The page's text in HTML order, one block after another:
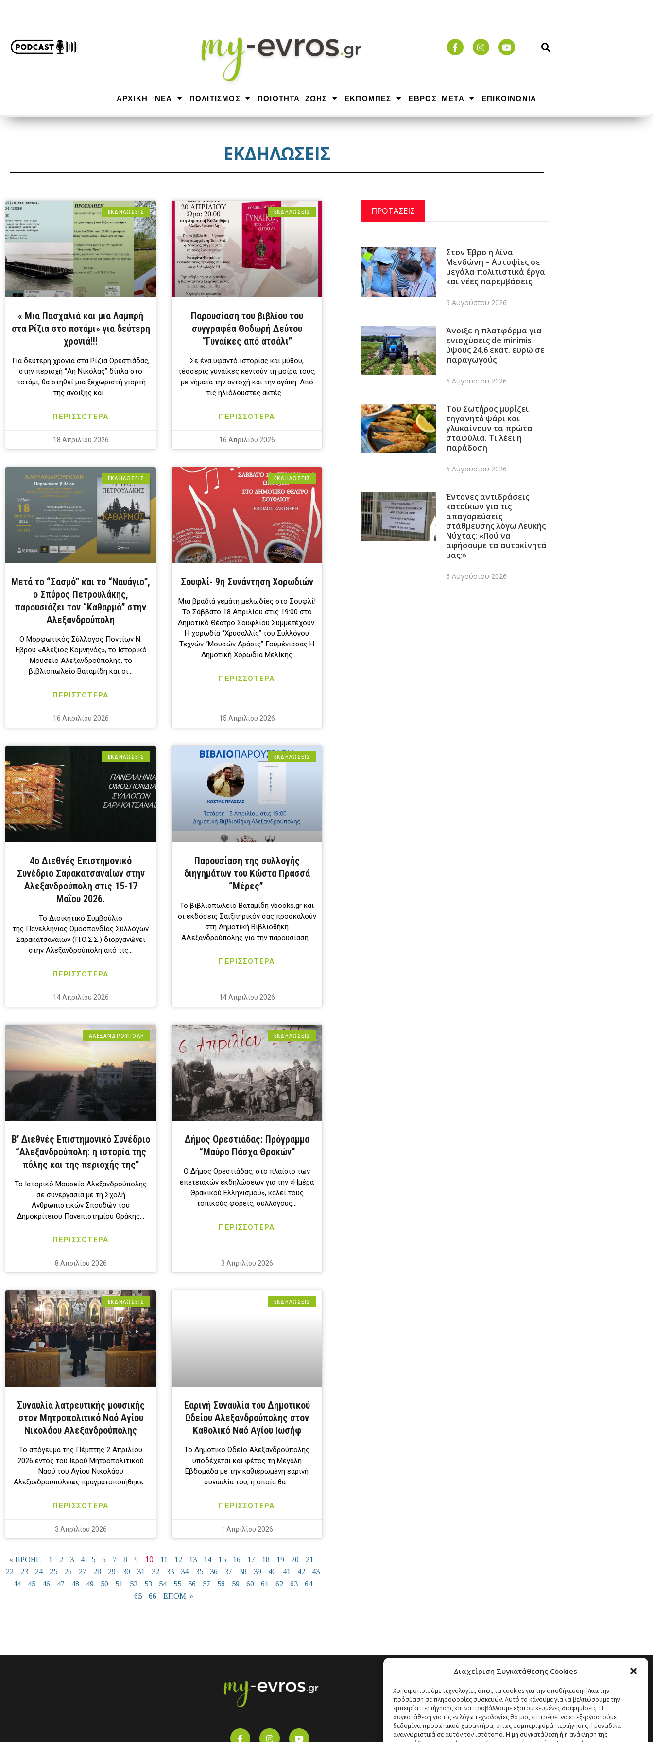
Διαχείριση Συγκατάθεσης Cookies
Χρησιμοποιούμε τεχνολογίες όπως τα cookies για την αποθήκευση ή/και την
πρόσβαση σε πληροφορίες συσκευών. Αυτό το κάνουμε για να βελτιώσουμε την
εμπειρία περιήγησης και να προβάλλουμε εξατομικευμένες διαφημίσεις. Η
συγκατάθεση για τις εν λόγω τεχνολογίες θα μας επιτρέψει να επεξεργαστούμε
δεδομένα προσωπικού χαρακτήρα, όπως συμπεριφορά περιήγησης ή μοναδικά
αναγνωριστικά σε αυτόν τον ιστότοπο. Η μη συγκατάθεση ή η ανάκληση της
ΑΡΧΙΚΉ ΝΕΑ ΠΟΛΙΤΙΣΜΟΣ ΠΟΙΟΤΗΤΑ ΖΩΗΣ ΕΚΠΟΜΠΕΣ ΕΒΡΟΣ ΜΕΤΑ ΕΠΙΚΟΙΝΩΝΙΑ
ΕΚΔΗΛΩΣΕΙΣ
ΕΚΔΗΛΩΣΕΙΣ
« Μια Πασχαλιά και μια Λαμπρή
στα Ρίζια στο ποτάμι» για δεύτερη
χρονιά!!!
Για δεύτερη χρονιά στα Ρίζια Ορεστιάδας,
στην περιοχή “Αη Νικόλας” δίπλα στο
ποτάμι, θα στηθεί μια ξεχωριστή γιορτή
της άνοιξης και…
ΠΕΡΙΣΣΟΤΕΡΑ
18 Απριλίου 2026
ΕΚΔΗΛΩΣΕΙΣ
Παρουσίαση του βιβλίου του
συγγραφέα Θοδωρή Δεύτου
“Γυναίκες από ατσάλι”
Σε ένα υφαντό ιστορίας και μύθου,
τέσσερις γυναίκες κεντούν τη μοίρα τους,
με νήματα την αντοχή και την αγάπη. Από
τις ηλιόλουστες ακτές …
ΠΕΡΙΣΣΟΤΕΡΑ
16 Απριλίου 2026
ΕΚΔΗΛΩΣΕΙΣ
Μετά το “Σασμό” και το “Ναυάγιο”,
ο Σπύρος Πετρουλάκης,
παρουσιάζει τον “Καθαρμό” στην
Αλεξανδρούπολη
Ο Μορφωτικός Σύλλογος Ποντίων Ν.
Έβρου «Αλέξιος Κομνηνός», το Ιστορικό
Μουσείο Αλεξανδρούπολης, το
βιβλιοπωλείο Βαταμίδη και οι…
ΠΕΡΙΣΣΟΤΕΡΑ
16 Απριλίου 2026
ΕΚΔΗΛΩΣΕΙΣ
Σουφλί- 9η Συνάντηση Χορωδιών
Μια βραδιά γεμάτη μελωδίες στο Σουφλί!
Το Σάββατο 18 Απριλίου στις 19:00 στο
Δημοτικό Θέατρο Σουφλίου Συμμετέχουν:
Η χορωδία “Χρυσαλλίς” του Συλλόγου
Τεχνών “Μουσών Δράσις” Γουμένισσας Η
Δημοτική Χορωδία Μελίκης
ΠΕΡΙΣΣΟΤΕΡΑ
15 Απριλίου 2026
ΕΚΔΗΛΩΣΕΙΣ
4ο Διεθνές Επιστημονικό
Συνέδριο Σαρακατσαναίων στην
Αλεξανδρούπολη στις 15-17
Μαΐου 2026.
Το Διοικητικό Συμβούλιο
της Πανελλήνιας Ομοσπονδίας Συλλόγων
Σαρακατσαναίων (Π.Ο.Σ.Σ.) διοργανώνει
στην Αλεξανδρούπολη από τις…
ΠΕΡΙΣΣΟΤΕΡΑ
14 Απριλίου 2026
ΕΚΔΗΛΩΣΕΙΣ
Παρουσίαση της συλλογής
διηγημάτων του Κώστα Πρασσά
“Μέρες”
Το βιβλιοπωλείο Βαταμίδη vbooks.gr και
οι εκδόσεις Σαιξπηρικόν σας προσκαλούν
στη Δημοτική Βιβλιοθήκη
ΑΛεξανδρούπολης για την παρουσίαση…
ΠΕΡΙΣΣΟΤΕΡΑ
14 Απριλίου 2026
ΑΛΕΞΑΝΔΡΟΎΠΟΛΗ
Β’ Διεθνές Επιστημονικό Συνέδριο
“Αλεξανδρούπολη: η ιστορία της
πόλης και της περιοχής της”
Το Ιστορικό Μουσείο Αλεξανδρούπολης
σε συνεργασία με τη Σχολή
Ανθρωπιστικών Σπουδών του
Δημοκρίτειου Πανεπιστημίου Θράκης…
ΠΕΡΙΣΣΟΤΕΡΑ
8 Απριλίου 2026
ΕΚΔΗΛΩΣΕΙΣ
Δήμος Ορεστιάδας: Πρόγραμμα
“Μαύρο Πάσχα Θρακών”
Ο Δήμος Ορεστιάδας, στο πλαίσιο των
επετειακών εκδηλώσεων για την «Ημέρα
Θρακικού Ελληνισμού», καλεί τους
τοπικούς φορείς, συλλόγους…
ΠΕΡΙΣΣΟΤΕΡΑ
3 Απριλίου 2026
ΕΚΔΗΛΩΣΕΙΣ
Συναυλία λατρευτικής μουσικής
στον Μητροπολιτικό Ναό Αγίου
Νικολάου Αλεξανδρούπολης
Το απόγευμα της Πέμπτης 2 Απριλίου
2026 εντός του Ιερού Μητροπολιτικού
Ναού του Αγίου Νικολάου
Αλεξανδρουπόλεως πραγματοποιήθηκε…
ΠΕΡΙΣΣΟΤΕΡΑ
3 Απριλίου 2026
ΕΚΔΗΛΩΣΕΙΣ
Εαρινή Συναυλία του Δημοτικού
Ωδείου Αλεξανδρούπολης στον
Καθολικό Ναό Αγίου Ιωσήφ
Το Δημοτικό Ωδείο Αλεξανδρούπολης
υποδέχεται και φέτος τη Μεγάλη
Εβδομάδα με την καθιερωμένη εαρινή
συναυλία του, η οποία θα…
ΠΕΡΙΣΣΟΤΕΡΑ
1 Απριλίου 2026
« ΠΡΟΗΓ. 1 2 3 4 5 6 7 8 9 10 11 12 13 14 15 16 17 18 19 20
21
22
23 24 25 26 27 28 29 30 31 32 33 34 35 36 37 38 39 40 41 42
43
44
45 46 47 48 49 50 51 52 53 54 55 56 57 58 59 60 61 62 63
64
65
66 ΕΠΟΜ. »
ΠΡΟΤΑΣΕΙΣ
Στον Έβρο η Λίνα
Μενδώνη – Αυτοψίες σε
μεγάλα πολιτιστικά έργα
και νέες παρεμβάσεις
6 Αυγούστου 2026
Άνοιξε η πλατφόρμα για
ενισχύσεις de minimis
ύψους 24,6 εκατ. ευρώ σε
παραγωγούς
6 Αυγούστου 2026
Του Σωτήρος μυρίζει
τηγανητό ψάρι και
γλυκαίνουν τα πρώτα
σταφύλια. Τι λέει η
παράδοση
6 Αυγούστου 2026
Έντονες αντιδράσεις
κατοίκων για τις
απαγορεύσεις
στάθμευσης λόγω Λευκής
Νύχτας: «Πού να
αφήσουμε τα αυτοκίνητά
μας;»
6 Αυγούστου 2026